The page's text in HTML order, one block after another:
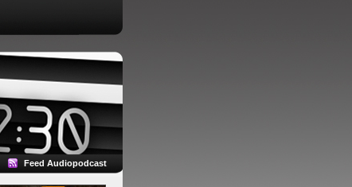
Feed Audiopodcast